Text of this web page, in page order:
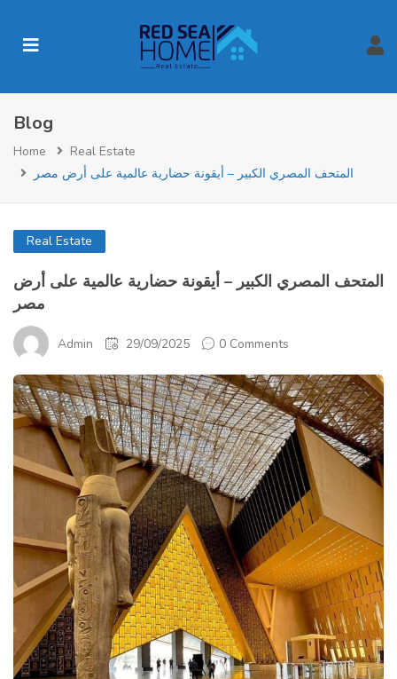
Blog
Home
Real Estate
المتحف المصري الكبير – أيقونة حضارية عالمية على أرض مصر
Real Estate
المتحف المصري الكبير – أيقونة حضارية عالمية على أرض
مصر
Admin 29/09/2025 0 Comments